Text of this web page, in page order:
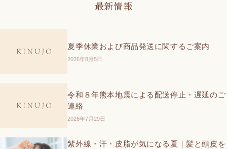
最新情報
夏季休業および商品発送に関するご案内
2026年8月5日
令和８年熊本地震による配送停止・遅延のご
連絡
2026年7月29日
紫外線・汗・皮脂が気になる夏｜髪と頭皮を